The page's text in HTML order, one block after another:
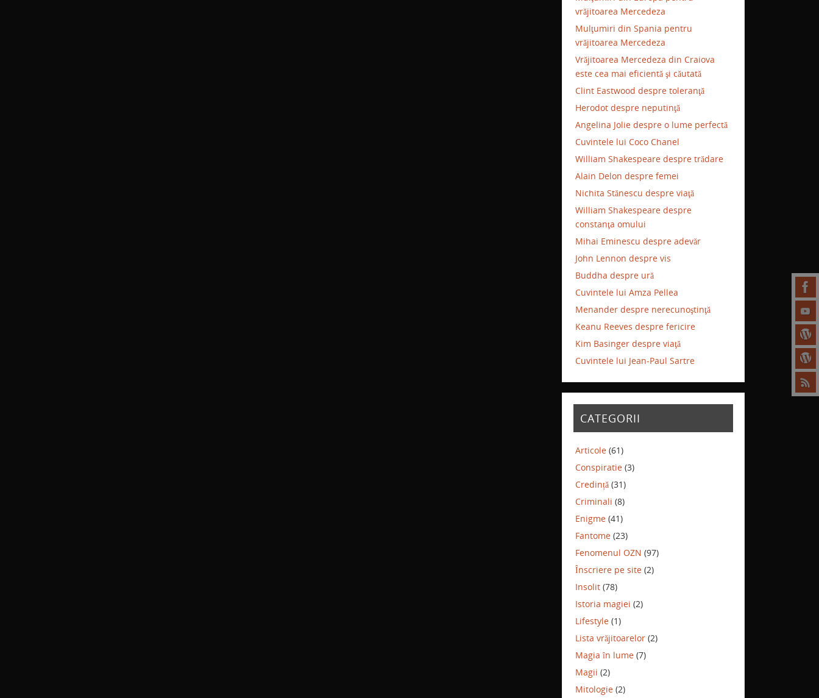
vrăjitoarea Mercedeza
Mulţumiri din Spania pentru
vrăjitoarea Mercedeza
Vrăjitoarea Mercedeza din Craiova
este cea mai eficientă şi căutată
Clint Eastwood despre toleranţă
Herodot despre neputinţă
Angelina Jolie despre o lume perfectă
Cuvintele lui Coco Chanel
William Shakespeare despre trădare
Alain Delon despre femei
Nichita Stănescu despre viaţă
William Shakespeare despre
constanţa omului
Mihai Eminescu despre adevăr
John Lennon despre vis
Buddha despre ură
Cuvintele lui Amza Pellea
Menander despre nerecunoştinţă
Keanu Reeves despre fericire
Kim Basinger despre viaţă
Cuvintele lui Jean-Paul Sartre
CATEGORII
Articole (61)
Conspiratie (3)
Credință (31)
Criminali (8)
Enigme (41)
Fantome (23)
Fenomenul OZN (97)
Înscriere pe site (2)
Insolit (78)
Istoria magiei (2)
Lifestyle (1)
Lista vrăjitoarelor (2)
Magia în lume (7)
Magii (2)
Mitologie (2)